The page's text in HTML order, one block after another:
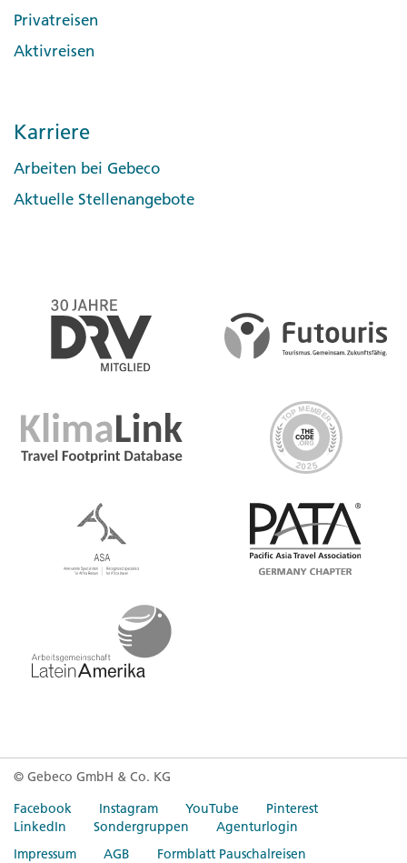
Privatreisen
Aktivreisen
Karriere
Arbeiten bei Gebeco
Aktuelle Stellenangebote
© Gebeco GmbH & Co. KG
Facebook
Instagram YouTube
Pinterest
LinkedIn
Sondergruppen
Agenturlogin
Impressum
AGB Formblatt Pauschalreisen